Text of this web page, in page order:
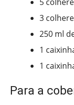
3
250 ml
1
1
Para a